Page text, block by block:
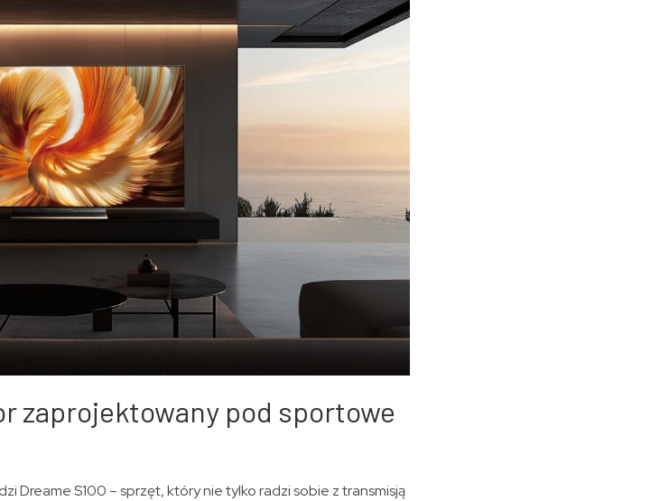
zaprojektowany pod sportowe
Dreame S100 – sprzęt, który nie tylko radzi sobie z transmisją